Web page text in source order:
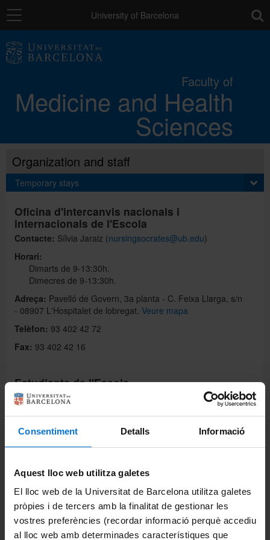
Consentiment Detalls Informació
Aquest lloc web utilitza galetes
El lloc web de la Universitat de Barcelona utilitza galetes
pròpies i de tercers amb la finalitat de gestionar les
vostres preferències (recordar informació perquè accediu
al lloc web amb determinades característiques que
Navigation University of Barcelona
Faculty of
Medicine and Health
Sciences
Studies
Mobility
Català
Organization and staff
Temporary stays
Oficina d'intercanvis nacionals i
internacionals de l'Escola
Contacte: Sílvia Jaraiz (nursingsocrates@ub.edu)
Horari:
Dimarts de 9-13:30h.
Dimecres de 9-13:30h.
Adreça: Pavelló de Govern, 3a planta - C. Feixa Llarga, s/n
- 08907 L'Hospitalet de lobregat. Veure mapa
Telèfon: 93 402 42 72
Fax: 93 402 42 16
Estudiants de l'Escola
Mobilitat internacional
Mobilitat nacional
Estudiants d’altres universitats
Mobilitat nacional
Informació útil per als estudiants en procés
d'incorporació
La UB i el seu entorn: com s’hi arriba, transport i mobilitat,